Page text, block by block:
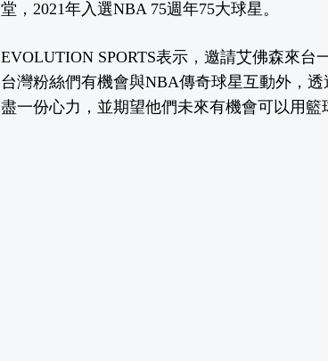
堂，2021年入選NBA 75週年75大球星。
EVOLUTION SPORTS表示，邀請艾佛森來
台灣粉絲們有機會與NBA傳奇球星互動外，
盡一份心力，並期望他們未來有機會可以用籃